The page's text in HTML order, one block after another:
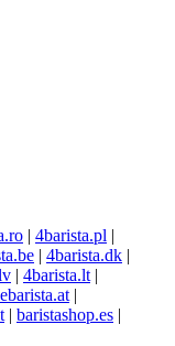
| 4barista.pl |
| 4barista.dk |
| 4barista.lt |
|
| baristashop.es |